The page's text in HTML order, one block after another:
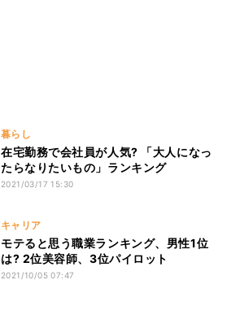
暮らし
在宅勤務で会社員が人気? 「大人になっ
たらなりたいもの」ランキング
2021/03/17 15:30
キャリア
モテると思う職業ランキング、男性1位
は? 2位美容師、3位パイロット
2021/10/05 07:47